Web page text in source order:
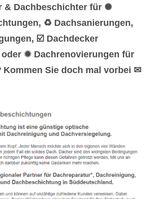
& Dachbeschichter für ✺
♻ Dachsanierungen,
☑️ Dachdecker
✹ Dachrenovierungen für
Sie doch mal vorbei ✉